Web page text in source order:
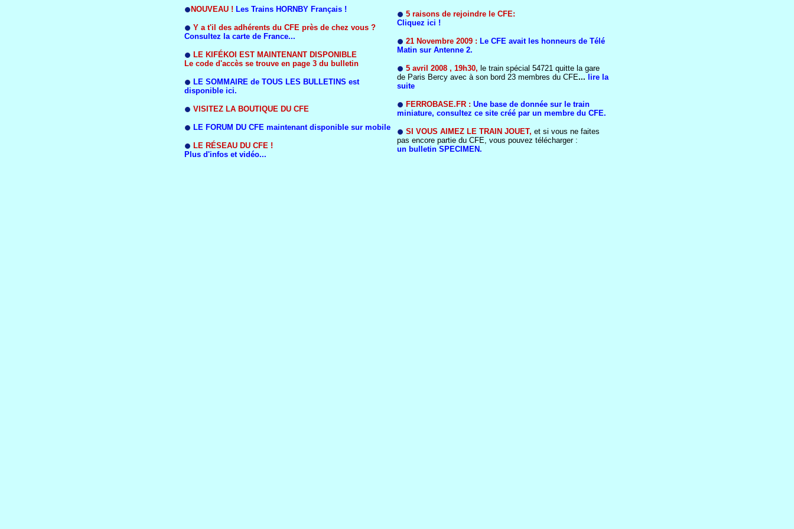
NOUVEAU ! Les Trains HORNBY Français !
Y a t'il des adhérents du CFE près de chez vous ?
Consultez la carte de France...
LE KIFÉKOI EST MAINTENANT DISPONIBLE
Le code d'accès se trouve en page 3 du bulletin
LE SOMMAIRE de TOUS LES BULLETINS est
disponible ici.
VISITEZ LA BOUTIQUE DU CFE
LE FORUM DU CFE maintenant disponible sur mobile
LE RÉSEAU DU CFE !
Plus d'infos et vidéo...
5 raisons de rejoindre le CFE:
Cliquez ici !
21 Novembre 2009 : Le CFE avait les honneurs de Télé
Matin sur Antenne 2.
5 avril 2008 , 19h30, le train spécial 54721 quitte la gare
de Paris Bercy avec à son bord 23 membres du CFE... lire la
suite
FERROBASE.FR : Une base de donnée sur le train
miniature, consultez ce site créé par un membre du CFE.
SI VOUS AIMEZ LE TRAIN JOUET, et si vous ne faites
pas encore partie du CFE, vous pouvez télécharger :
un bulletin SPECIMEN.